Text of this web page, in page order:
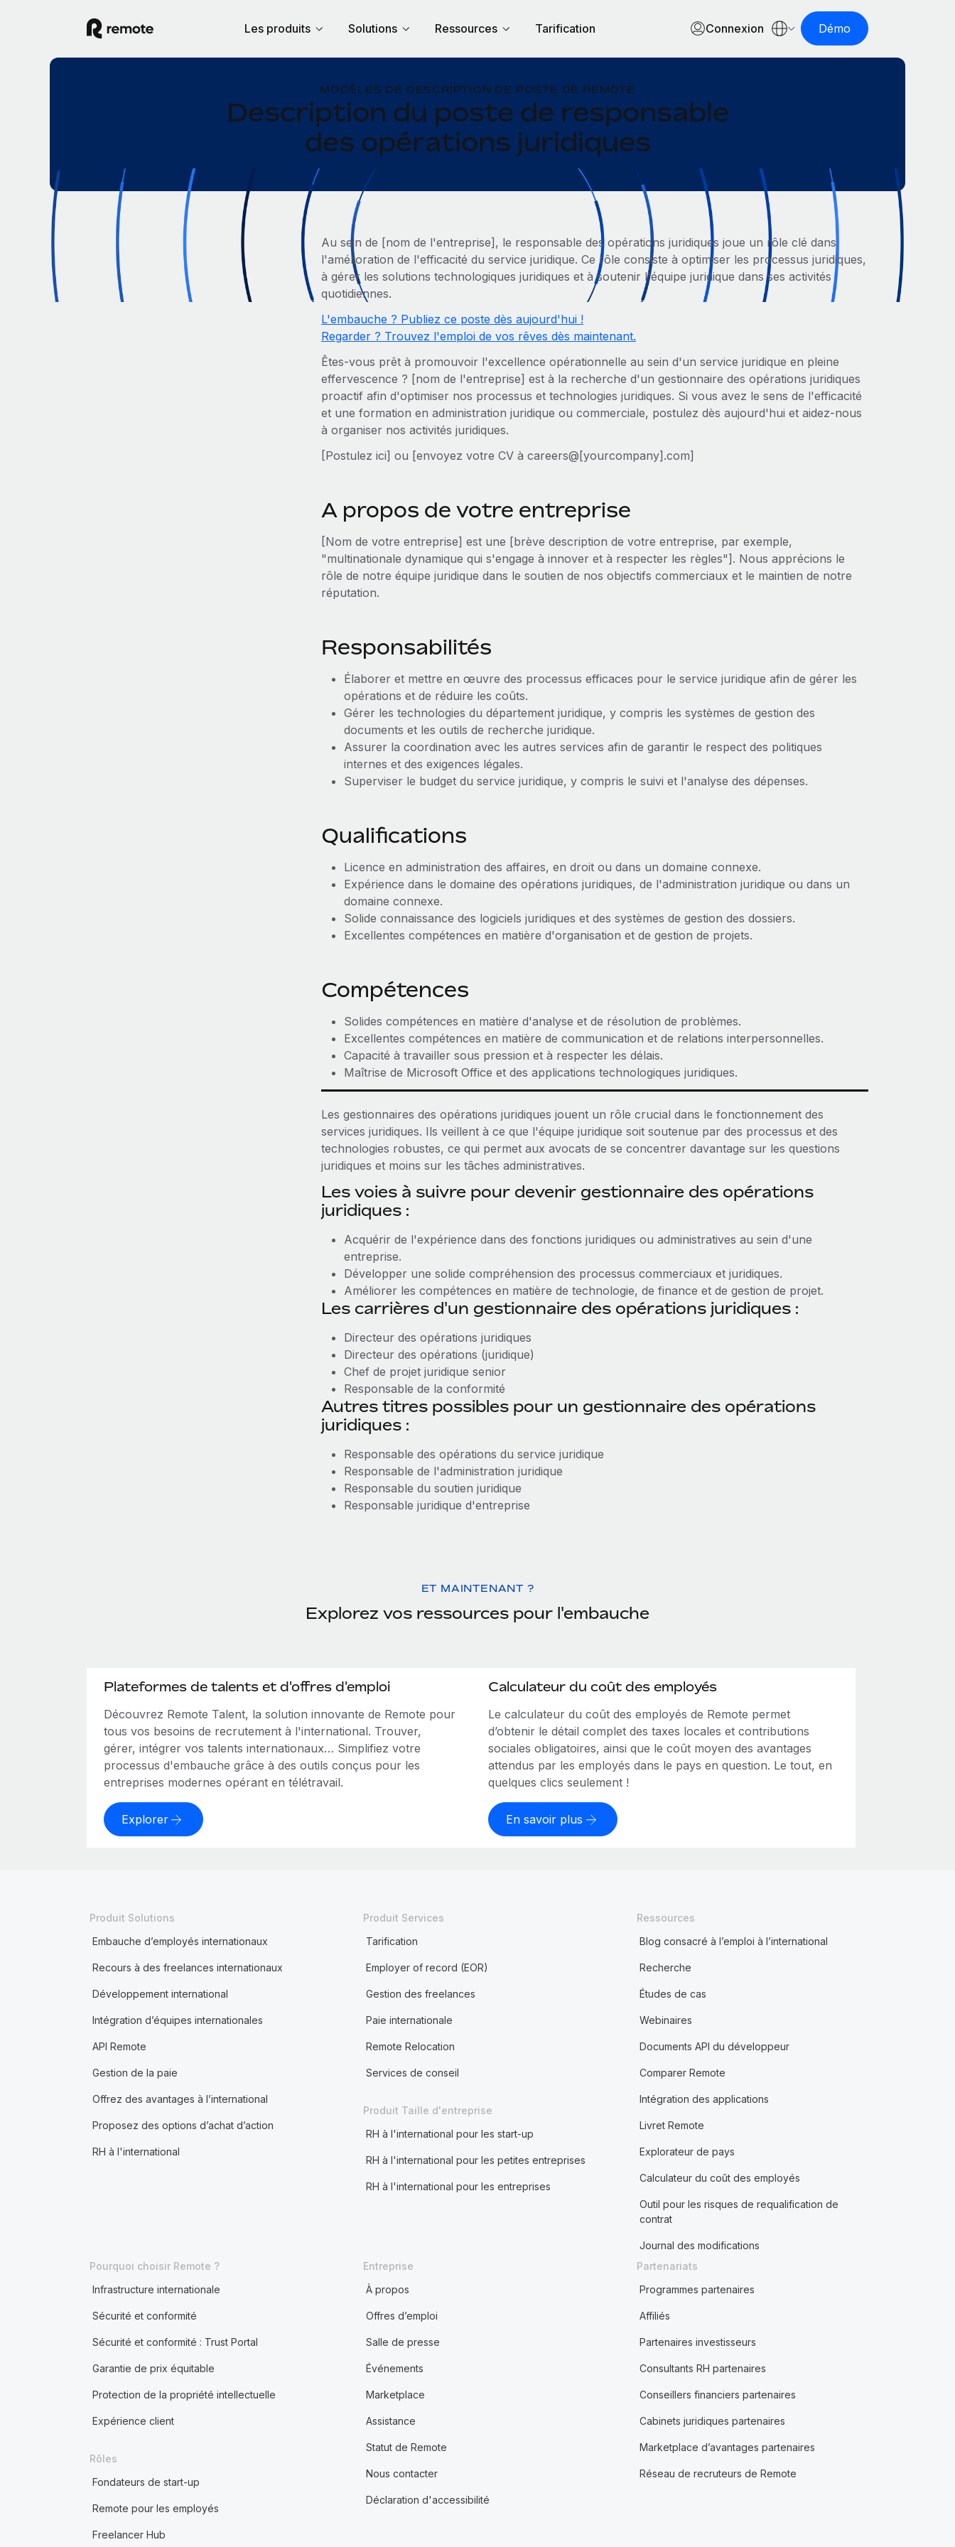
Les produits Solutions Ressources Tarification Connexion Démo
MODÈLES DE DESCRIPTION DE POSTE DE REMOTE
Description du poste de responsable
des opérations juridiques
Au sein de [nom de l'entreprise], le responsable des opérations juridiques joue un rôle clé dans
l'amélioration de l'efficacité du service juridique. Ce rôle consiste à optimiser les processus juridiques,
à gérer les solutions technologiques juridiques et à soutenir l'équipe juridique dans ses activités
quotidiennes.
L'embauche ? Publiez ce poste dès aujourd'hui !
Regarder ? Trouvez l'emploi de vos rêves dès maintenant.
Êtes-vous prêt à promouvoir l'excellence opérationnelle au sein d'un service juridique en pleine
effervescence ? [nom de l'entreprise] est à la recherche d'un gestionnaire des opérations juridiques
proactif afin d'optimiser nos processus et technologies juridiques. Si vous avez le sens de l'efficacité
et une formation en administration juridique ou commerciale, postulez dès aujourd'hui et aidez-nous
à organiser nos activités juridiques.
[Postulez ici] ou [envoyez votre CV à careers@[yourcompany].com]
A propos de votre entreprise
[Nom de votre entreprise] est une [brève description de votre entreprise, par exemple,
"multinationale dynamique qui s'engage à innover et à respecter les règles"]. Nous apprécions le
rôle de notre équipe juridique dans le soutien de nos objectifs commerciaux et le maintien de notre
réputation.
Responsabilités
Élaborer et mettre en œuvre des processus efficaces pour le service juridique afin de gérer les
opérations et de réduire les coûts.
Gérer les technologies du département juridique, y compris les systèmes de gestion des
documents et les outils de recherche juridique.
Assurer la coordination avec les autres services afin de garantir le respect des politiques
internes et des exigences légales.
Superviser le budget du service juridique, y compris le suivi et l'analyse des dépenses.
Qualifications
Licence en administration des affaires, en droit ou dans un domaine connexe.
Expérience dans le domaine des opérations juridiques, de l'administration juridique ou dans un
domaine connexe.
Solide connaissance des logiciels juridiques et des systèmes de gestion des dossiers.
Excellentes compétences en matière d'organisation et de gestion de projets.
Compétences
Solides compétences en matière d'analyse et de résolution de problèmes.
Excellentes compétences en matière de communication et de relations interpersonnelles.
Capacité à travailler sous pression et à respecter les délais.
Maîtrise de Microsoft Office et des applications technologiques juridiques.
Les gestionnaires des opérations juridiques jouent un rôle crucial dans le fonctionnement des
services juridiques. Ils veillent à ce que l'équipe juridique soit soutenue par des processus et des
technologies robustes, ce qui permet aux avocats de se concentrer davantage sur les questions
juridiques et moins sur les tâches administratives.
Les voies à suivre pour devenir gestionnaire des opérations
juridiques :
Acquérir de l'expérience dans des fonctions juridiques ou administratives au sein d'une
entreprise.
Développer une solide compréhension des processus commerciaux et juridiques.
Améliorer les compétences en matière de technologie, de finance et de gestion de projet.
Les carrières d'un gestionnaire des opérations juridiques :
Directeur des opérations juridiques
Directeur des opérations (juridique)
Chef de projet juridique senior
Responsable de la conformité
Autres titres possibles pour un gestionnaire des opérations
juridiques :
Responsable des opérations du service juridique
Responsable de l'administration juridique
Responsable du soutien juridique
Responsable juridique d'entreprise
ET MAINTENANT ?
Explorez vos ressources pour l'embauche
Plateformes de talents et d'offres d'emploi
Découvrez Remote Talent, la solution innovante de Remote pour
tous vos besoins de recrutement à l'international. Trouver,
gérer, intégrer vos talents internationaux… Simplifiez votre
processus d'embauche grâce à des outils conçus pour les
entreprises modernes opérant en télétravail.
Explorer
Calculateur du coût des employés
Le calculateur du coût des employés de Remote permet
d’obtenir le détail complet des taxes locales et contributions
sociales obligatoires, ainsi que le coût moyen des avantages
attendus par les employés dans le pays en question. Le tout, en
quelques clics seulement !
En savoir plus
Produit Solutions
Embauche d’employés internationaux
Recours à des freelances internationaux
Développement international
Intégration d’équipes internationales
API Remote
Gestion de la paie
Offrez des avantages à l’international
Proposez des options d’achat d’action
RH à l'international
Produit Services
Tarification
Employer of record (EOR)
Gestion des freelances
Paie internationale
Remote Relocation
Services de conseil
Produit Taille d'entreprise
RH à l'international pour les start-up
RH à l'international pour les petites entreprises
RH à l'international pour les entreprises
Ressources
Blog consacré à l’emploi à l’international
Recherche
Études de cas
Webinaires
Documents API du développeur
Comparer Remote
Intégration des applications
Livret Remote
Explorateur de pays
Calculateur du coût des employés
Outil pour les risques de requalification de
contrat
Journal des modifications
Pourquoi choisir Remote ?
Infrastructure internationale
Sécurité et conformité
Sécurité et conformité : Trust Portal
Garantie de prix équitable
Protection de la propriété intellectuelle
Expérience client
Rôles
Fondateurs de start-up
Remote pour les employés
Freelancer Hub
Entreprise
À propos
Offres d’emploi
Salle de presse
Événements
Marketplace
Assistance
Statut de Remote
Nous contacter
Déclaration d'accessibilité
Partenariats
Programmes partenaires
Affiliés
Partenaires investisseurs
Consultants RH partenaires
Conseillers financiers partenaires
Cabinets juridiques partenaires
Marketplace d’avantages partenaires
Réseau de recruteurs de Remote